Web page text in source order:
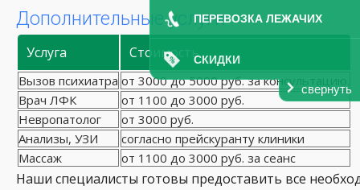
ПЕРЕВОЗКА ЛЕЖАЧИХ
СКИДКИ
свернуть
Дополнительные услуги
Услуга Стоимость
Вызов психиатра от 3000 до 5000 руб. за консультацию.
Врач ЛФК
от 1100 до 3000 руб.
Невропатолог
от 3000 руб.
Анализы, УЗИ
согласно прейскуранту клиники
Массаж
от 1100 до 3000 руб. за сеанс
Наши специалисты готовы предоставить все